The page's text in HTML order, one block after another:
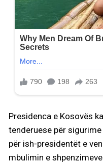
Presidenca e Kosovës
tenderuese për
për ish-presidentët e
mbulimin e